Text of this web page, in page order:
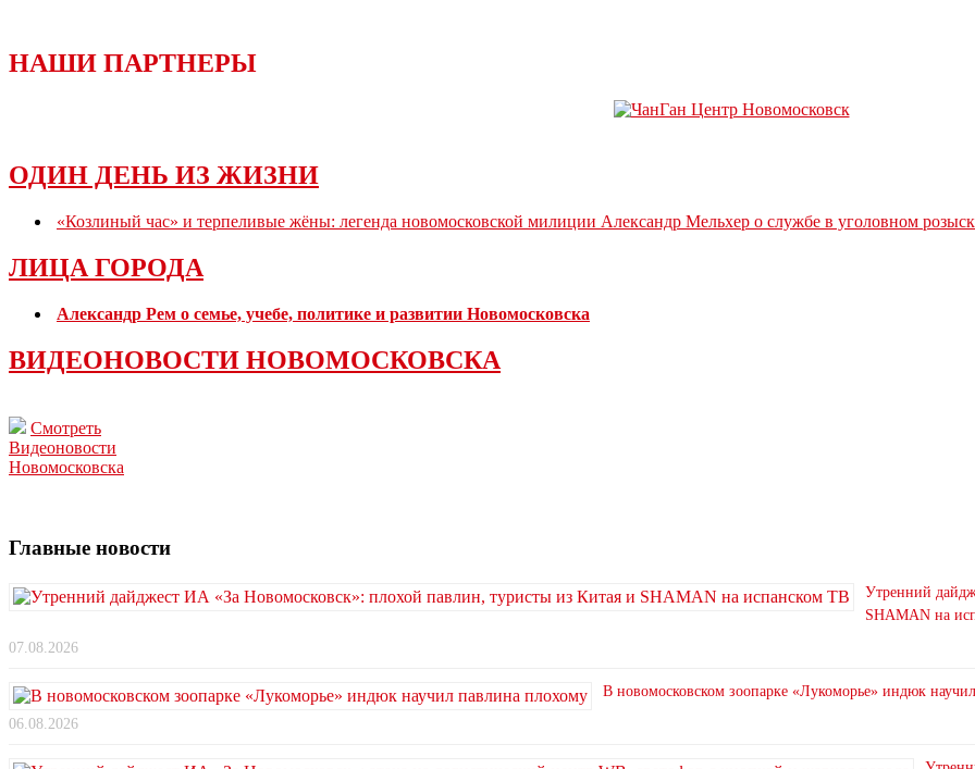
НАШИ ПАРТНЕРЫ
ОДИН ДЕНЬ ИЗ ЖИЗНИ
«Козлиный час» и терпеливые жёны: легенда новомосковской милиции Александр Мельхер о службе в уголовном
ЛИЦА ГОРОДА
Александр Рем о семье, учебе, политике и развитии Новомосковска
ВИДЕОНОВОСТИ НОВОМОСКОВСКА
Смотреть
Видеоновости
Новомосковска
Главные новости
Утренний
SHAMAN на
07.08.2026
В новомосковском зоопарке «Лукоморье» индюк
06.08.2026